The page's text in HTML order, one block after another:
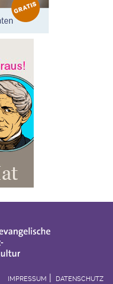
IMPRESSUM DATENSCHUTZ